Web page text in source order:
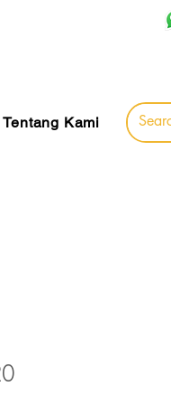
Tentang Kami